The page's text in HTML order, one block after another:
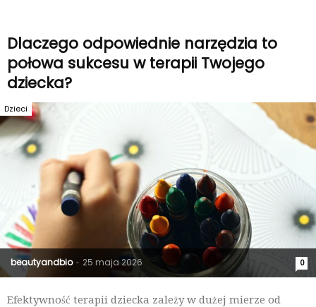
Dlaczego odpowiednie narzędzia to
połowa sukcesu w terapii Twojego
dziecka?
beautyandbio - 25 maja 2026 0
Dzieci
Efektywność terapii dziecka zależy w dużej mierze od